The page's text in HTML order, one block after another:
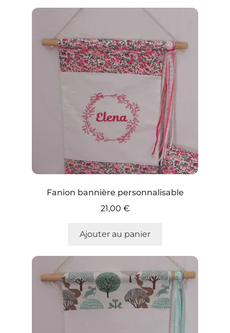
Fanion bannière personnalisable
21,00 €
Ajouter au panier